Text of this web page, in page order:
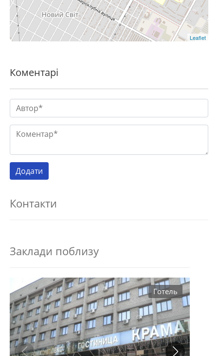
Leaflet
Коментарі
Контакти
Заклади поблизу
Готель